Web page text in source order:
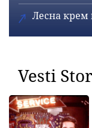
Лесна крем
Vesti